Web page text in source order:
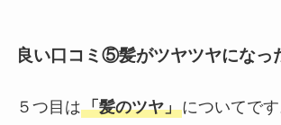
良い口コミ⑤髪がツヤツヤになっ
５つ目は「髪のツヤ」についてです